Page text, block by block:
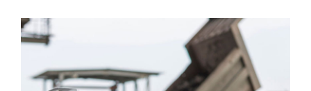
English